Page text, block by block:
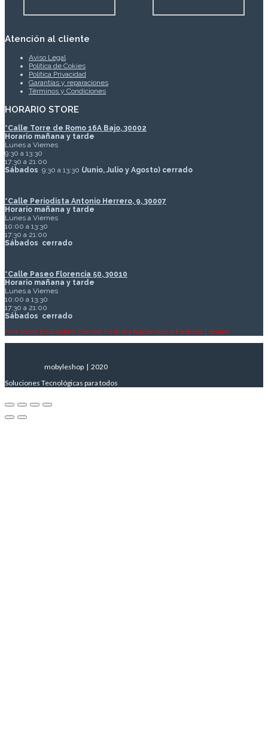
Atención al cliente
Aviso Legal
Política de Cokies
Política Privacidad
Garantías y reparaciones
Términos y Condiciones
HORARIO STORE
*Calle Torre de Romo 16A Bajo, 30002
Horario mañana y tarde
Lunes a Viernes
9:30 a 13:30
17:30 a 21:00
Sábados 9:30 a 13:30 (Junio, Julio y Agosto) cerrado
*Calle Periodista Antonio Herrero, 9, 30007
Horario mañana y tarde
Lunes a Viernes
10:00 a 13:30
17:30 a 21:00
Sábados cerrado
*Calle Paseo Florencia 50, 30010
Horario mañana y tarde
Lunes a Viernes
10:00 a 13:30
17:30 a 21:00
Sábados cerrado
Para todos los Centros Cerrado Festivos Nacionales y Festivos Locales
mobyleshop | 2020
Soluciones Tecnológicas para todos